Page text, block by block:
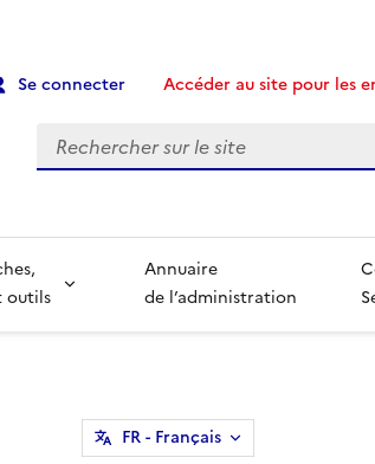
Se connecter Accéder au site pour les
Recherche
outils
Annuaire
de l’administration
FR- Français